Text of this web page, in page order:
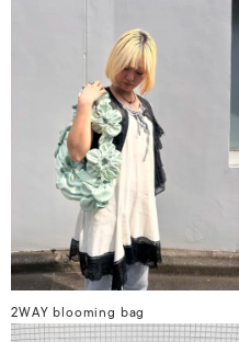
2WAY blooming bag